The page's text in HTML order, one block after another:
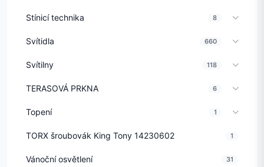
Stínicí technika 8
Svítidla 660
Svítilny 118
TERASOVÁ PRKNA 6
Topení 1
TORX šroubovák King Tony 14230602 1
Vánoční osvětlení 31